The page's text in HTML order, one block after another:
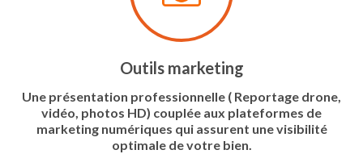
Outils marketing
Une présentation professionnelle ( Reportage drone,
vidéo, photos HD) couplée aux plateformes de
marketing numériques qui assurent une visibilité
optimale de votre bien.